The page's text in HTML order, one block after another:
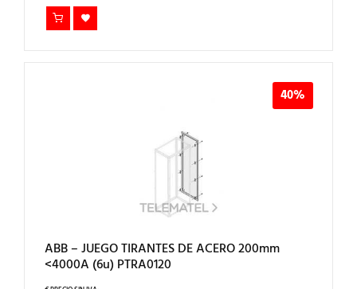
40%
ABB – JUEGO TIRANTES DE ACERO 200mm
<4000A (6u) PTRA0120